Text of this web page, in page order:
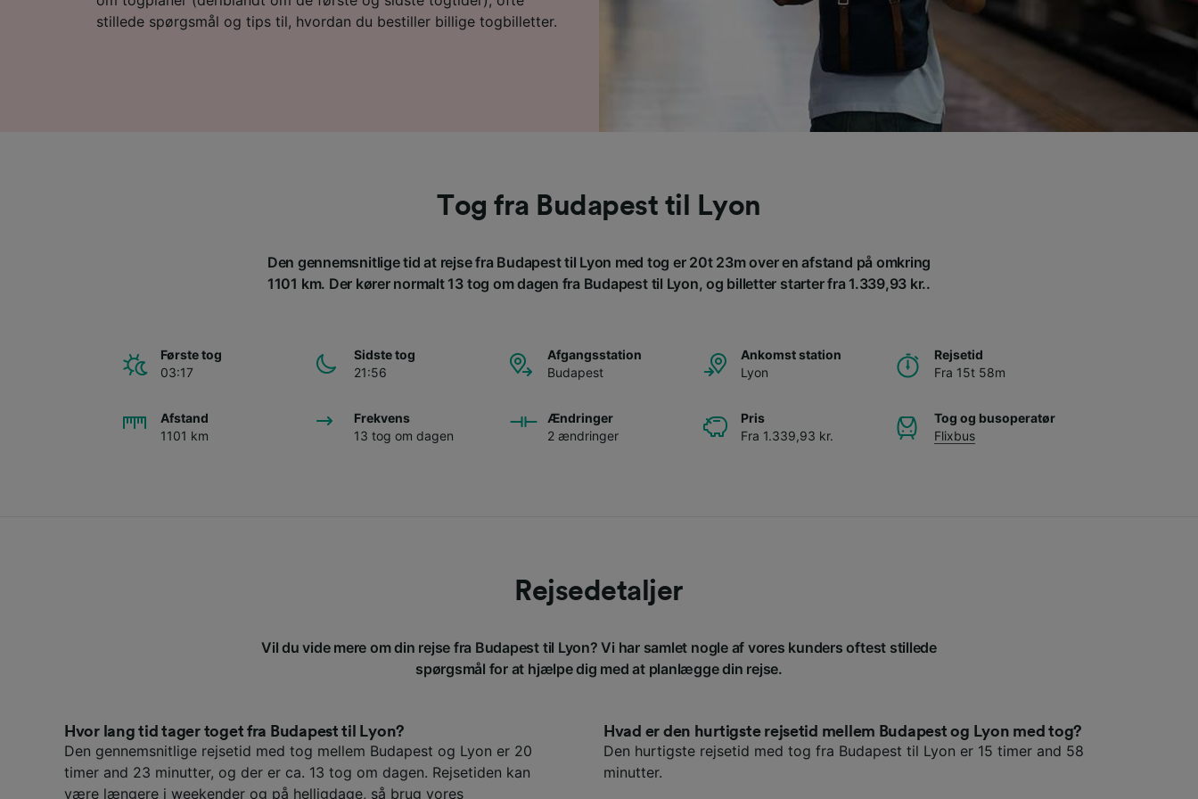
stillede spørgsmål og tips til, hvordan du bestiller billige togbilletter.
Tog fra Budapest til Lyon
Den gennemsnitlige tid at rejse fra Budapest til Lyon med tog er 20t 23m over en afstand på omkring
1101 km. Der kører normalt 13 tog om dagen fra Budapest til Lyon, og billetter starter fra 1.339,93 kr..
Første tog
03:17
Sidste tog
21:56
Afgangsstation
Budapest
Ankomst station
Lyon
Rejsetid
Fra 15t 58m
Afstand
1101 km
Frekvens
13 tog om dagen
Ændringer
2 ændringer
Pris
Fra 1.339,93 kr.
Tog og busoperatør
Flixbus
Rejsedetaljer
Vil du vide mere om din rejse fra Budapest til Lyon? Vi har samlet nogle af vores kunders oftest stillede
spørgsmål for at hjælpe dig med at planlægge din rejse.
Hvor lang tid tager toget fra Budapest til Lyon?
Den gennemsnitlige rejsetid med tog mellem Budapest og Lyon er 20
timer and 23 minutter, og der er ca. 13 tog om dagen. Rejsetiden kan
være længere i weekender og på helligdage, så brug vores
Hvad er den hurtigste rejsetid mellem Budapest og Lyon med tog?
Den hurtigste rejsetid med tog fra Budapest til Lyon er 15 timer and 58
minutter.